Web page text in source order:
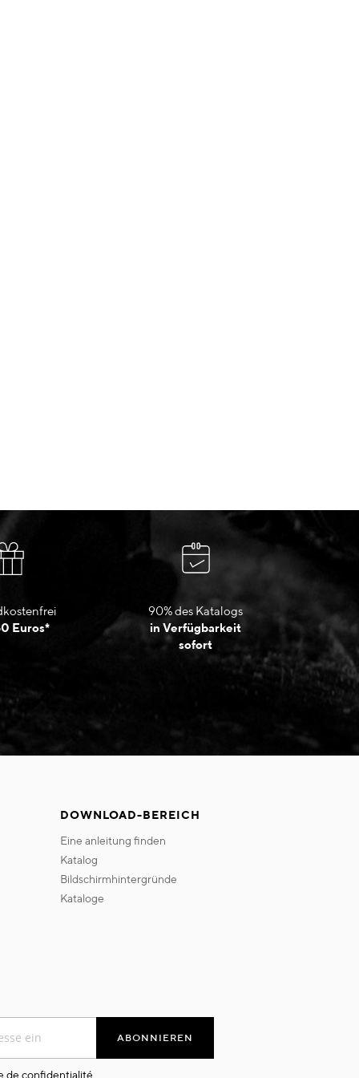
Euros*
90% des Katalogs
in Verfügbarkeit
sofort
DOWNLOAD-BEREICH
eine anleitung finden
katalog
bildschirmhintergründe
kataloge
ABONNIEREN
de confidentialité